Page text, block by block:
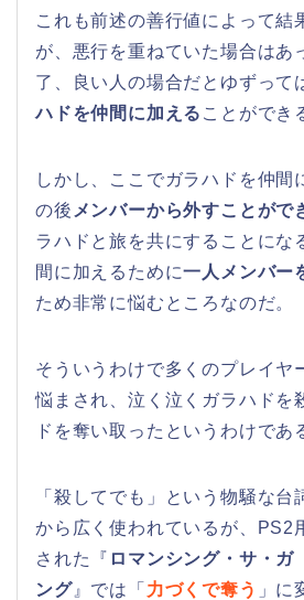
これも前述の善行値によって結
が、悪行を重ねていた場合はあ
了、良い人の場合だとゆずって
ハドを仲間に加える ことができ
しかし、ここでガラハドを仲間
の後 メンバーから外すことがで
ラハドと旅を共にすることにな
間に加えるために一人メンバー
ため非常に悩むところなのだ。
そういうわけで多くのプレイヤ
悩まされ、泣く泣くガラハドを
ドを奪い取ったというわけであ
「殺してでも」という物騒な台
から広く使われているが、PS2
された『 ロマンシング・サ・
ング』では「 力づくで奪う 」に